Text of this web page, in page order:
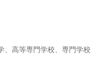
、高等専門学校、専門学校